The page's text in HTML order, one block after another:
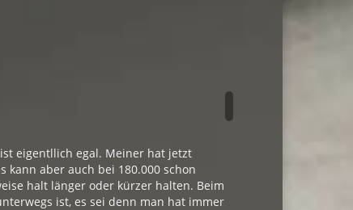
eigentllich egal. Meiner hat jetzt
aber auch bei 180.000 schon
halt länger oder kürzer halten. Beim
ist, es sei denn man hat immer